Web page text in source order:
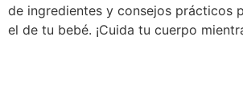
de ingredientes y consejos prácticos
el de tu bebé. ¡Cuida tu cuerpo